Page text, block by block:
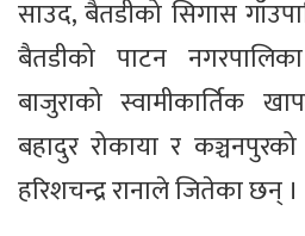
साउद, बैतडीको सिगास
बैतडीको पाटन
बाजुराको स्वामीकार्तिक
बहादुर रोकाया र
हरिशचन्द्र रानाले जितेका छन् ।